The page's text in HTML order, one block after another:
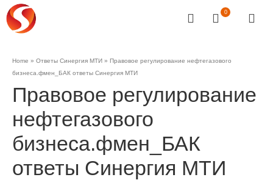
0
Home » Ответы Синергия МТИ » Правовое регулирование нефтегазового
бизнеса.фмен_БАК ответы Синергия МТИ
Правовое регулирование
нефтегазового
бизнеса.фмен_БАК
ответы Синергия МТИ